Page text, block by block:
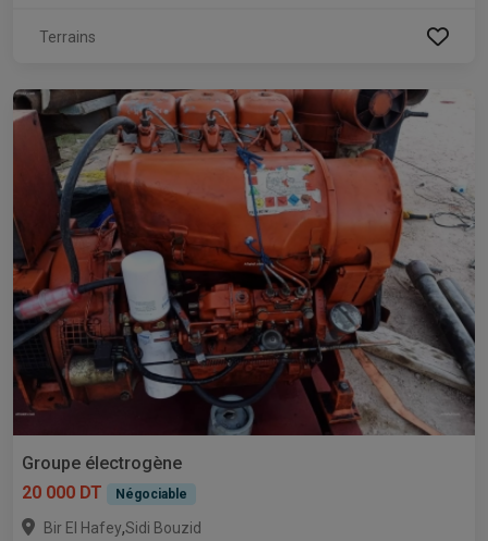
Terrains
Groupe électrogène
20 000 DT
Négociable
Bir El Hafey,Sidi Bouzid